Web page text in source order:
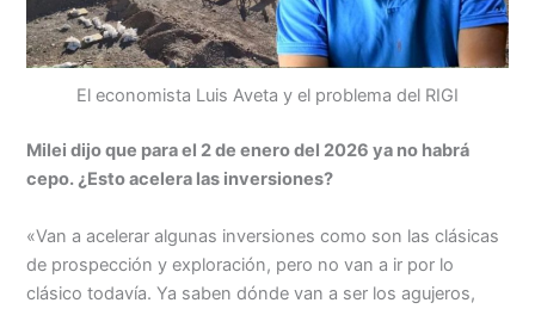
El economista Luis Aveta y el problema del RIGI
Milei dijo que para el 2 de enero del 2026 ya no habrá
cepo. ¿Esto acelera las inversiones?
«Van a acelerar algunas inversiones como son las clásicas
de prospección y exploración, pero no van a ir por lo
clásico todavía. Ya saben dónde van a ser los agujeros,